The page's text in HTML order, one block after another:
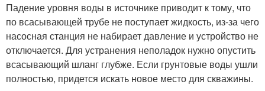
Падение уровня воды в источнике приводит к тому, что
по всасывающей трубе не поступает жидкость, из-за чего
насосная станция не набирает давление и устройство не
отключается. Для устранения неполадок нужно опустить
всасывающий шланг глубже. Если грунтовые воды ушли
полностью, придется искать новое место для скважины.